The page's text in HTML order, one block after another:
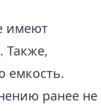
имеют
Также,
емкость.
ранее не